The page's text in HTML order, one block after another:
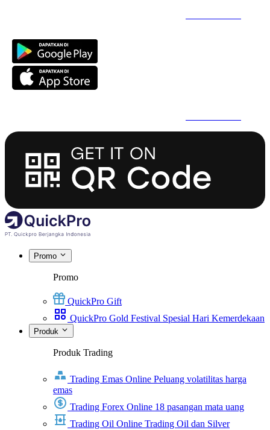
Promo
Promo
QuickPro Gift
QuickPro Gold Festival Spesial Hari Kemerdekaan
Produk
Produk Trading
Trading Emas Online Peluang volatilitas harga
emas
Trading Forex Online 18 pasangan mata uang
Trading Oil Online Trading Oil dan Silver